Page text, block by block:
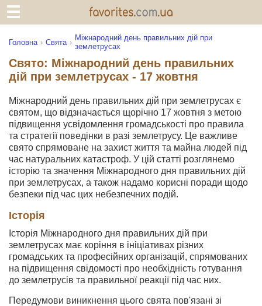
Головна Свята
Міжнародний день правильних дій при
землетрусах
Свято: Міжнародний день правильних
дій при землетрусах - 17 жовтня
Міжнародний день правильних дій при землетрусах є
святом, що відзначається щорічно 17 жовтня з метою
підвищення усвідомлення громадськості про правила
та стратегії поведінки в разі землетрусу. Це важливе
свято спрямоване на захист життя та майна людей під
час натуральних катастроф. У цій статті розглянемо
історію та значення Міжнародного дня правильних дій
при землетрусах, а також надамо корисні поради щодо
безпеки під час цих небезпечних подій.
Історія
Історія Міжнародного дня правильних дій при
землетрусах має коріння в ініціативах різних
громадських та професійних організацій, спрямованих
на підвищення свідомості про необхідність готування
до землетрусів та правильної реакції під час них.
Передумови виникнення цього свята пов'язані зі